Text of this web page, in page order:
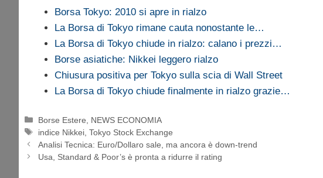
Borsa Tokyo: 2010 si apre in rialzo
La Borsa di Tokyo rimane cauta nonostante le…
La Borsa di Tokyo chiude in rialzo: calano i prezzi…
Borse asiatiche: Nikkei leggero rialzo
Chiusura positiva per Tokyo sulla scia di Wall Street
La Borsa di Tokyo chiude finalmente in rialzo grazie…
Categorie
Borse Estere
NEWS ECONOMIA
Tag
indice Nikkei ,Tokyo Stock Exchange
Analisi Tecnica: Euro/Dollaro sale, ma ancora è down-trend
Usa, Standard & Poor’s è pronta a ridurre il rating